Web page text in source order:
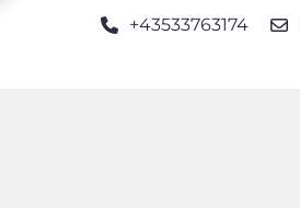
+43533763174